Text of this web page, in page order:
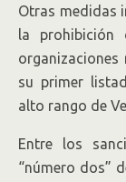
Otras medidas
la prohibición
organizaciones
su primer
alto rango de
Entre los
“número dos”